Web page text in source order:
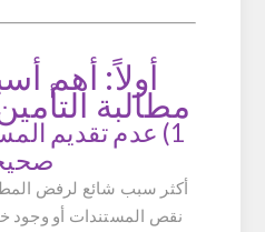
أولاً: أهم
مطالبة
1) عدم تقديم
أكثر سبب شائع لرفض
نقص المستندات أو وجود